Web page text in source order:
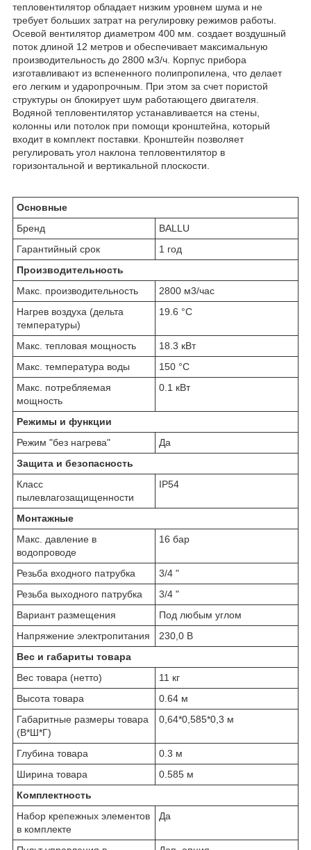
тепловентилятор обладает низким уровнем шума и не
требует больших затрат на регулировку режимов работы.
Осевой вентилятор диаметром 400 мм. создает воздушный
поток длиной 12 метров и обеспечивает максимальную
производительность до 2800 м3/ч. Корпус прибора
изготавливают из вспененного полипропилена, что делает
его легким и ударопрочным. При этом за счет пористой
структуры он блокирует шум работающего двигателя.
Водяной тепловентилятор устанавливается на стены,
колонны или потолок при помощи кронштейна, который
входит в комплект поставки. Кронштейн позволяет
регулировать угол наклона тепловентилятор в
горизонтальной и вертикальной плоскости.
Основные
Бренд
BALLU
Гарантийный срок
1 год
Производительность
Макс. производительность
2800 м3/час
Нагрев воздуха (дельта
температуры)
19.6 °С
Макс. тепловая мощность
18.3 кВт
Макс. температура воды
150 °С
Макс. потребляемая
мощность
0.1 кВт
Режимы и функции
Режим "без нагрева"
Да
Защита и безопасность
Класс
пылевлагозащищенности
IP54
Монтажные
Макс. давление в
водопроводе
16 бар
Резьба входного патрубка
3/4 "
Резьба выходного патрубка
3/4 "
Вариант размещения
Под любым углом
Напряжение электропитания
230,0 В
Вес и габариты товара
Вес товара (нетто)
11 кг
Высота товара
0.64 м
Габаритные размеры товара
(В*Ш*Г)
0,64*0,585*0,3 м
Глубина товара
0.3 м
Ширина товара
0.585 м
Комплектность
Набор крепежных элементов
в комплекте
Да